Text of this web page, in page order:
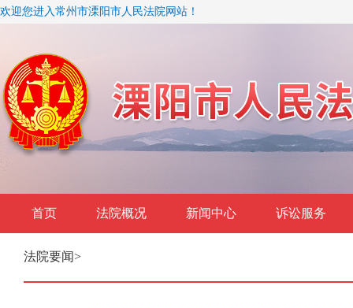
欢迎您进入常州市溧阳市人民法院网站！
首页 法院概况 新闻中心 诉讼服务
法院要闻>